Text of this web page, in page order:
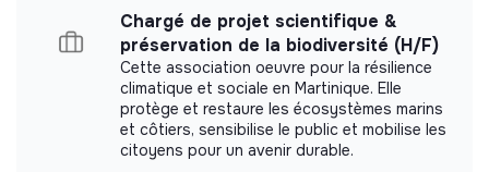
Cette expérience vous a permis d'acquérir une bonne
connaissance des processus des différents métiers
finance (comptable, contrôle de gestion, trésorerie,
consolidation).
Compétences :
More information
Website
Nonprofit organization
Chargé de projet scientifique &
préservation de la biodiversité (H/F)
Cette association oeuvre pour la résilience
climatique et sociale en Martinique. Elle
protège et restaure les écosystèmes marins
et côtiers, sensibilise le public et mobilise les
citoyens pour un avenir durable.